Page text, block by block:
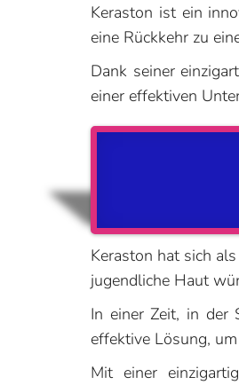
Keraston ist ein
eine Rückkehr zu
Dank seiner
einer effektiven
Keraston hat sich
jugendliche Haut
In einer Zeit, in der
effektive Lösung,
Mit einer